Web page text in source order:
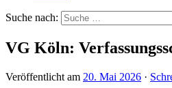
Suche nach:
VG Köln:
Veröffentlicht am 20. Mai 2026 ·